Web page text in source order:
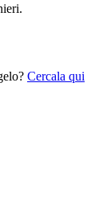
Cercala qui